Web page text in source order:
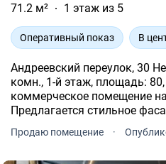
71.2 м²
1 этаж из 5
Оперативный показ В
Андреевский переулок, 30 Нежилое помещение, 4
комн., 1-й этаж, площадь: 80, 0
коммерческое помещение
Предлагается стильное
Киева.
Продаю помещение ·